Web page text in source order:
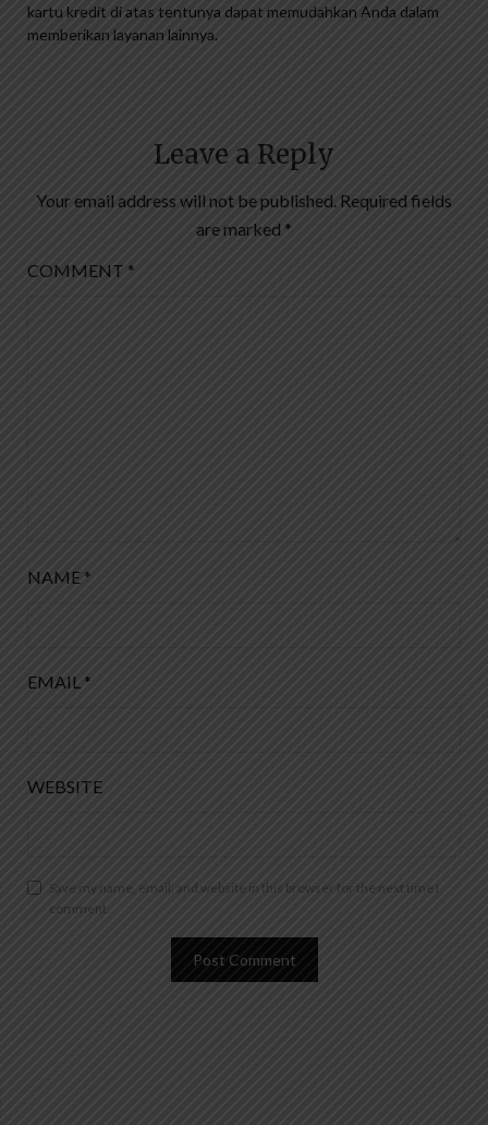
kartu kredit di atas tentunya dapat memudahkan Anda dalam
memberikan layanan lainnya.
Leave a Reply
Your email address will not be published. Required fields
are marked *
COMMENT *
NAME *
EMAIL *
WEBSITE
Save my name, email, and website in this browser for the next time I
comment.